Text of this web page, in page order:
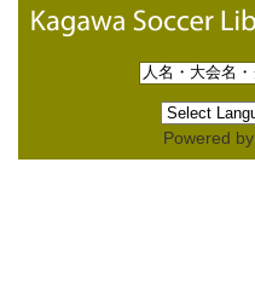
Powered by